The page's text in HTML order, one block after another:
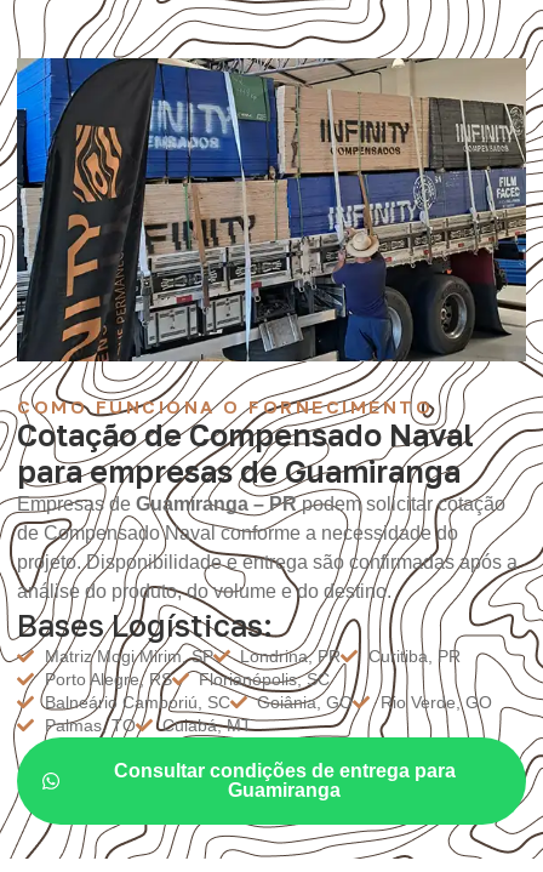
COMO FUNCIONA O FORNECIMENTO
Cotação de Compensado Naval
para empresas de Guamiranga
Empresas de Guamiranga – PRpodem solicitar cotação
de Compensado Naval conforme a necessidade do
projeto. Disponibilidade e entrega são confirmadas após a
análise do produto, do volume e do destino.
Bases Logísticas:
Matriz Mogi Mirim, SP Londrina, PR
Curitiba, PR
Porto Alegre, RS
Florianópolis, SC
Balneário Camboriú, SC
Goiânia, GO
Rio Verde, GO
Palmas, TO
Cuiabá, MT
Consultar condições de entrega para
Guamiranga